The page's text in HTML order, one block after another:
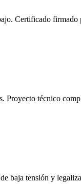
Certificado
Proyecto técnico
baja tensión y